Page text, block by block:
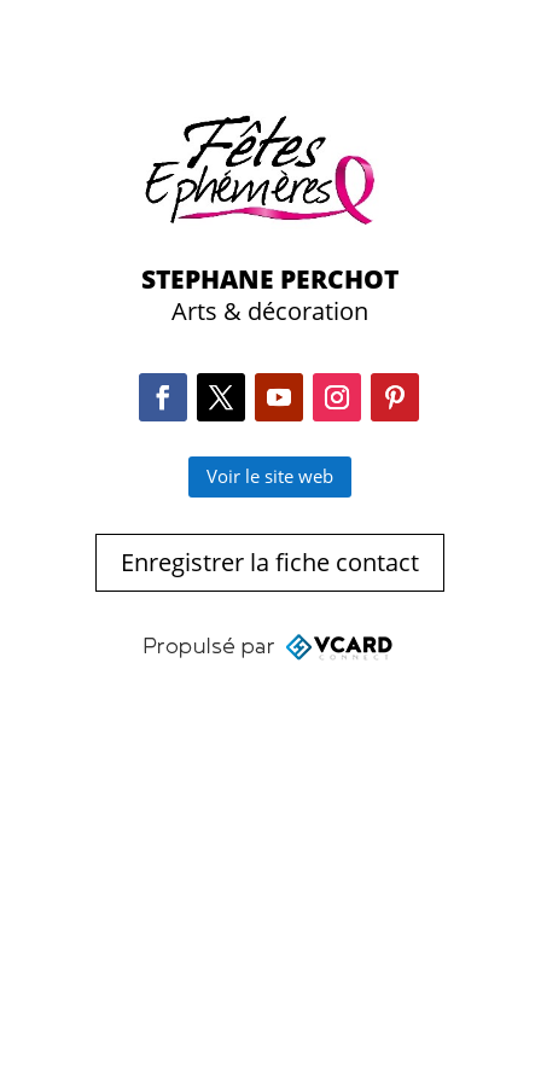
STEPHANE PERCHOT
Arts & décoration
Voir le site web
Enregistrer la fiche contact